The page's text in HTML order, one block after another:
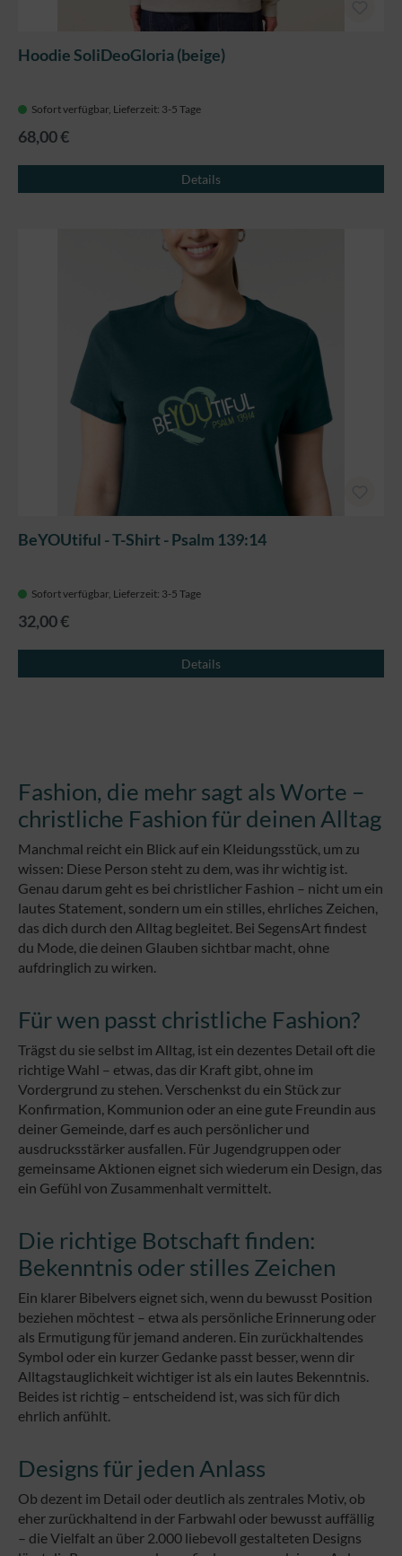
Hoodie SoliDeoGloria (beige)
Sofort verfügbar, Lieferzeit: 3-5 Tage
68,00 €
Details
BeYOUtiful - T-Shirt - Psalm 139:14
Sofort verfügbar, Lieferzeit: 3-5 Tage
32,00 €
Details
Fashion, die mehr sagt als Worte –
christliche Fashion für deinen Alltag
Manchmal reicht ein Blick auf ein Kleidungsstück, um zu
wissen: Diese Person steht zu dem, was ihr wichtig ist.
Genau darum geht es bei christlicher Fashion – nicht um ein
lautes Statement, sondern um ein stilles, ehrliches Zeichen,
das dich durch den Alltag begleitet. Bei SegensArt findest
du Mode, die deinen Glauben sichtbar macht, ohne
aufdringlich zu wirken.
Für wen passt christliche Fashion?
Trägst du sie selbst im Alltag, ist ein dezentes Detail oft die
richtige Wahl – etwas, das dir Kraft gibt, ohne im
Vordergrund zu stehen. Verschenkst du ein Stück zur
Konfirmation, Kommunion oder an eine gute Freundin aus
deiner Gemeinde, darf es auch persönlicher und
ausdrucksstärker ausfallen. Für Jugendgruppen oder
gemeinsame Aktionen eignet sich wiederum ein Design, das
ein Gefühl von Zusammenhalt vermittelt.
Die richtige Botschaft finden:
Bekenntnis oder stilles Zeichen
Ein klarer Bibelvers eignet sich, wenn du bewusst Position
beziehen möchtest – etwa als persönliche Erinnerung oder
als Ermutigung für jemand anderen. Ein zurückhaltendes
Symbol oder ein kurzer Gedanke passt besser, wenn dir
Alltagstauglichkeit wichtiger ist als ein lautes Bekenntnis.
Beides ist richtig – entscheidend ist, was sich für dich
ehrlich anfühlt.
Designs für jeden Anlass
Ob dezent im Detail oder deutlich als zentrales Motiv, ob
eher zurückhaltend in der Farbwahl oder bewusst auffällig
– die Vielfalt an über 2.000 liebevoll gestalteten Designs